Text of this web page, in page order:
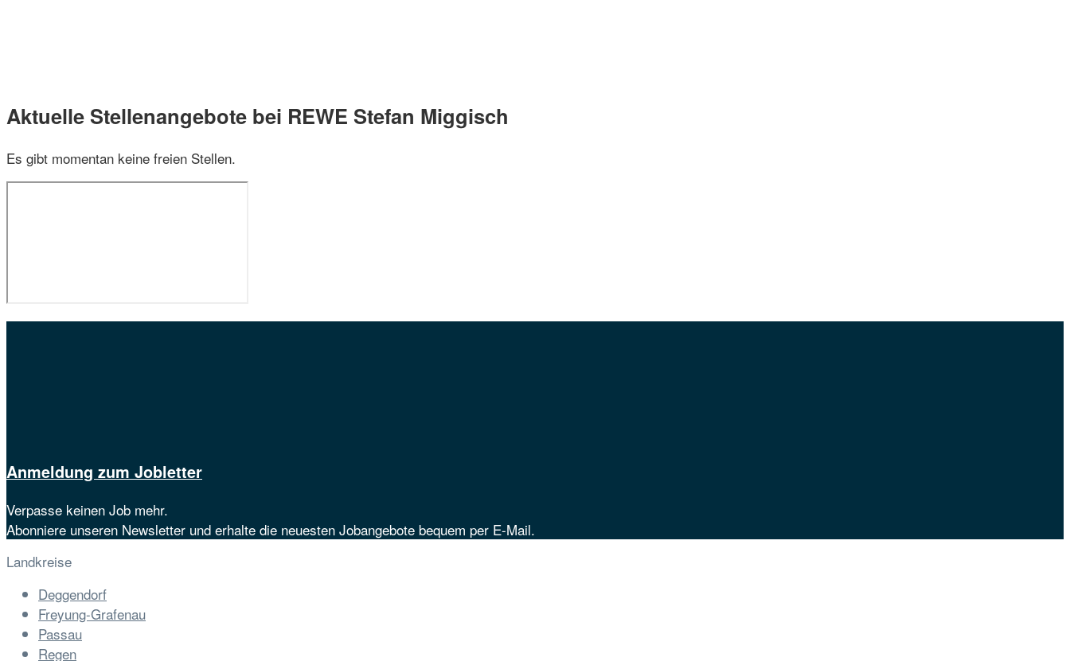
Aktuelle Stellenangebote bei REWE Stefan Miggisch
Es gibt momentan keine freien Stellen.
Anmeldung zum Jobletter
Verpasse keinen Job mehr.
Abonniere unseren Newsletter und erhalte die neuesten Jobangebote bequem per E-Mail.
Landkreise
Deggendorf
Freyung-Grafenau
Passau
Regen